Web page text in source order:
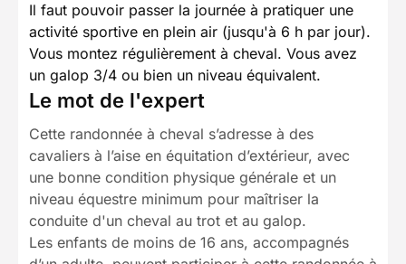
Il faut pouvoir passer la journée à pratiquer une
activité sportive en plein air (jusqu'à 6 h par jour).
Vous montez régulièrement à cheval. Vous avez
un galop 3/4 ou bien un niveau équivalent.
Le mot de l'expert
Cette randonnée à cheval s’adresse à des
cavaliers à l’aise en équitation d’extérieur, avec
une bonne condition physique générale et un
niveau équestre minimum pour maîtriser la
conduite d'un cheval au trot et au galop.
Les enfants de moins de 16 ans, accompagnés